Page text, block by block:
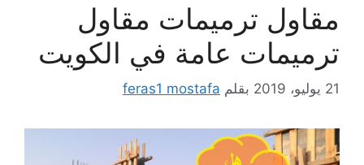
مقاول ترميمات مقاول
ترميمات عامة في الكويت
21 يوليو، 2019 بقلم feras1 mostafa